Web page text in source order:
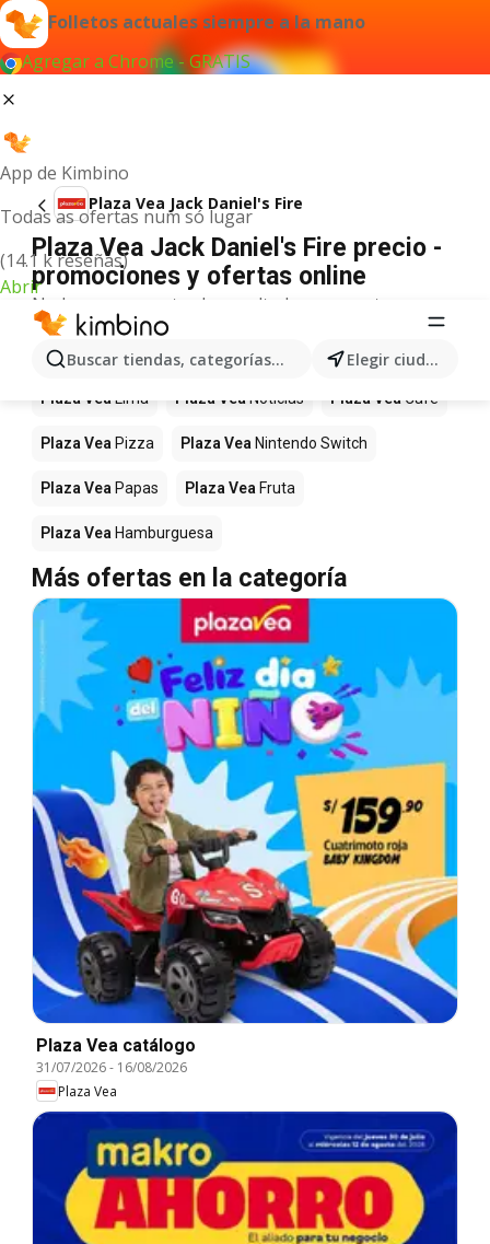
Folletos actuales siempre a la mano
Agregar a Chrome - GRATIS
App de Kimbino
Todas as ofertas num só lugar
(14.1 k reseñas)
Abrir
Buscar tiendas, categorías, productos... Elegir ciudad
Plaza Vea Jack Daniel's Fire
Plaza Vea Jack Daniel's Fire precio -
promociones y ofertas online
No hemos encontrado resultados para este
término.
Más productos en tiendas Plaza Vea
Plaza VeaLima Plaza VeaNoticias Plaza Vea Café
Plaza Vea Pizza Plaza Vea Nintendo Switch
Plaza Vea Papas Plaza Vea Fruta
Plaza Vea Hamburguesa
Más ofertas en la categoría
Plaza Vea catálogo
31/07/2026- 16/08/2026
Plaza Vea